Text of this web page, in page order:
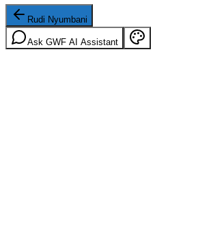
Rudi Nyumbani
Ask GWF AI Assistant